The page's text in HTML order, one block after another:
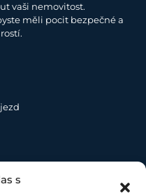
s
vaši nemovitost.
měli pocit bezpečné a